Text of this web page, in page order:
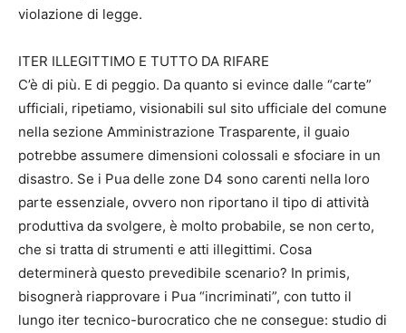
violazione di legge.
ITER ILLEGITTIMO E TUTTO DA RIFARE
C’è di più. E di peggio. Da quanto si evince dalle “carte”
ufficiali, ripetiamo, visionabili sul sito ufficiale del comune
nella sezione Amministrazione Trasparente, il guaio
potrebbe assumere dimensioni colossali e sfociare in un
disastro. Se i Pua delle zone D4 sono carenti nella loro
parte essenziale, ovvero non riportano il tipo di attività
produttiva da svolgere, è molto probabile, se non certo,
che si tratta di strumenti e atti illegittimi. Cosa
determinerà questo prevedibile scenario? In primis,
bisognerà riapprovare i Pua “incriminati”, con tutto il
lungo iter tecnico-burocratico che ne consegue: studio di